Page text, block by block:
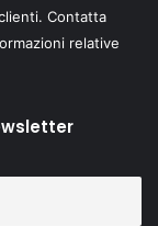
Contatta
relative